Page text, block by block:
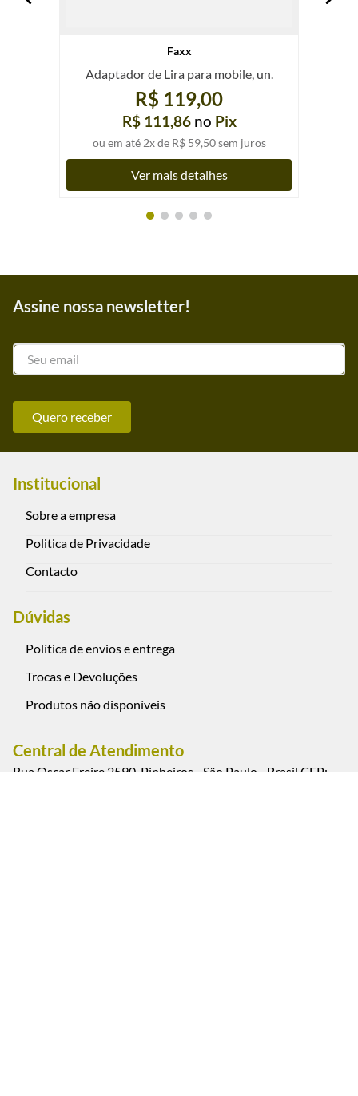
Faxx
Adaptador de Lira para mobile, un.
R$ 119,00
R$ 111,86 no Pix
ou em até2x de R$ 59,50sem juros
Ver mais detalhes
Assine nossa newsletter!
Quero receber
Institucional
Sobre a empresa
Politica de Privacidade
Contacto
Dúvidas
Política de envios e entrega
Trocas e Devoluções
Produtos não disponíveis
Central de Atendimento
Rua Oscar Freire 2590, Pinheiros - São Paulo - Brasil CEP: